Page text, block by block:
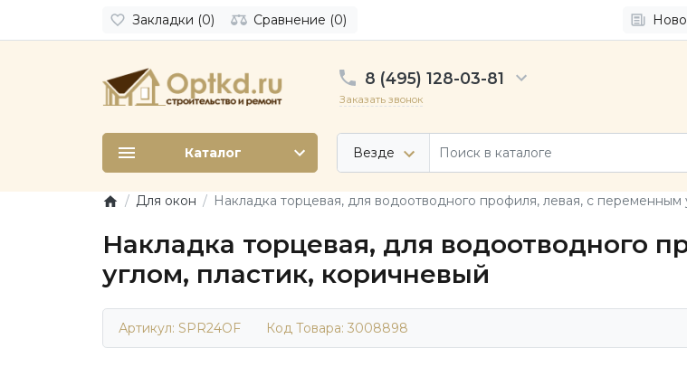
Закладки (0) Сравнение (0)
8 (495) 128-03-81
Заказать звонок
Везде
Каталог
Для окон Накладка торцевая, для водоотводного профиля, левая, с переменным
Накладка торцевая, для водоотводного
углом, пластик, коричневый
Артикул: SPR24OF Код Товара: 3008898